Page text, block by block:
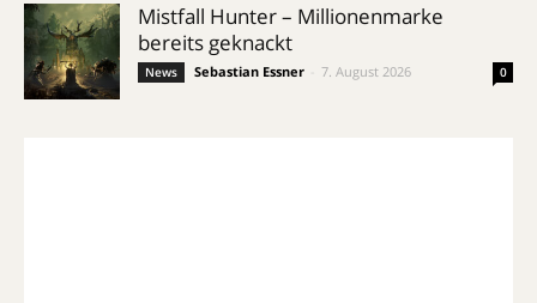
Mistfall Hunter – Millionenmarke
bereits geknackt
News Sebastian Essner 7. August 2026 0